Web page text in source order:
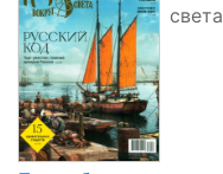
света